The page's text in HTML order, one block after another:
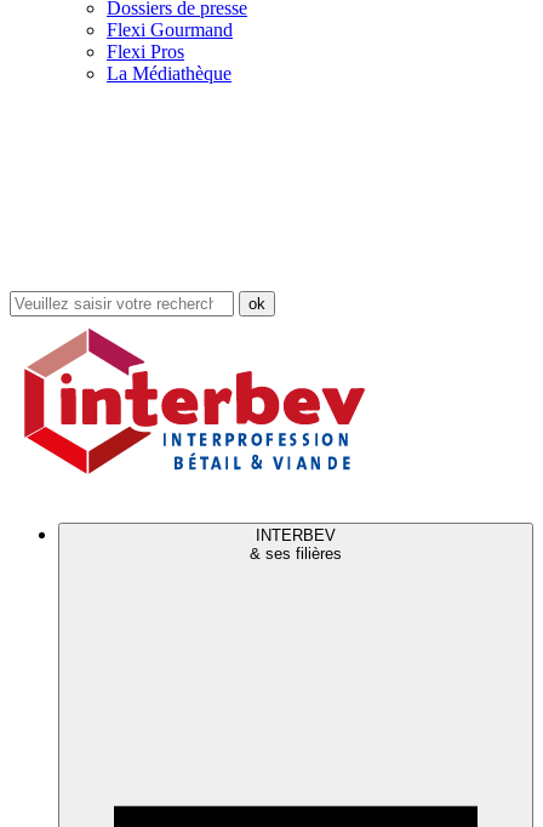
Dossiers de presse
Flexi Gourmand
Flexi Pros
La Médiathèque
Rechercher
dans
site
INTERBEV
& ses filières